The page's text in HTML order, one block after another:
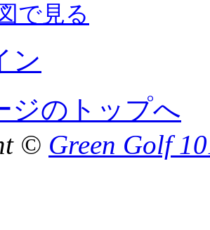
で見る
ン
ジのトップへ
© Green Golf